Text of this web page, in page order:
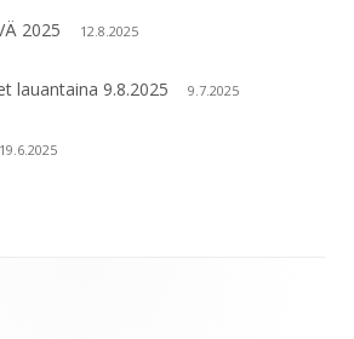
2025 12.8.2025
lauantaina 9.8.2025 9.7.2025
19.6.2025